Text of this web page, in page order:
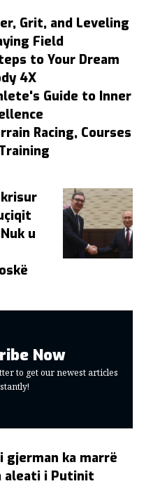
Grit, and Leveling
Field
to Your Dream
4X
Guide to Inner
Racing, Courses
krisur
u
Now
to get our newest articles
gjerman ka marrë
aleati i Putinit